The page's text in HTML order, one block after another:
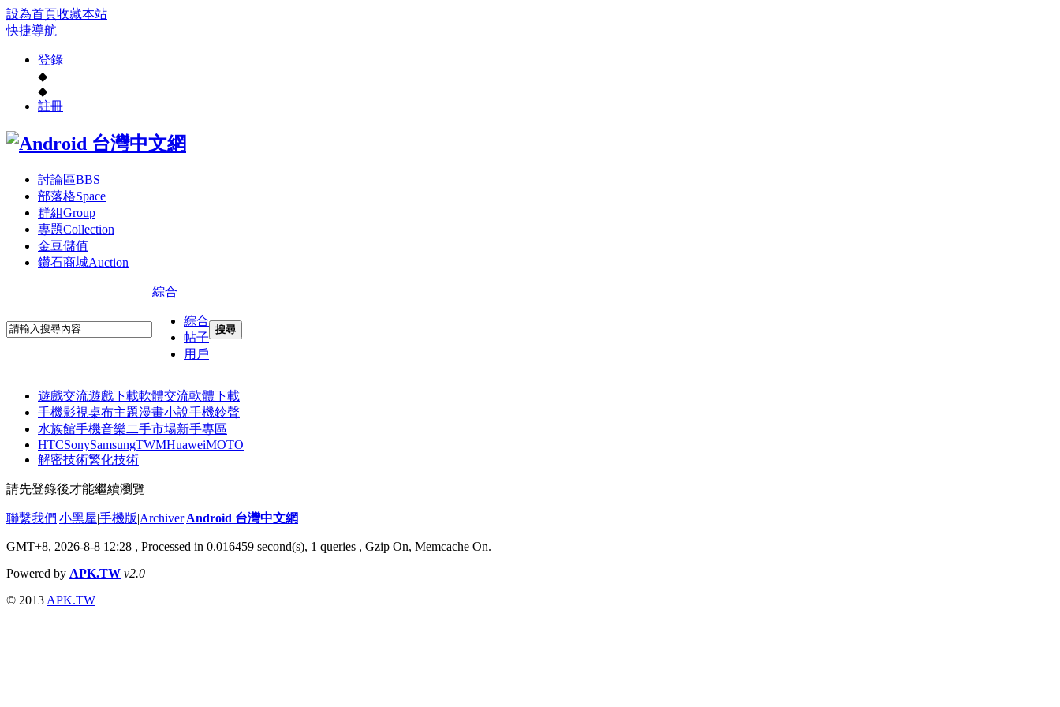
設為首頁收藏本站
快捷導航
登錄
◆
◆
註冊
討論區BBS
部落格Space
群組Group
專題Collection
金豆儲值
鑽石商城Auction
綜合
綜合
帖子
用戶
搜尋
遊戲交流遊戲下載軟體交流軟體下載
手機影視桌布主題漫畫小說手機鈴聲
水族館手機音樂二手市場新手專區
HTCSonySamsungTWMHuaweiMOTO
解密技術繁化技術
請先登錄後才能繼續瀏覽
聯繫我們|小黑屋|手機版|Archiver|Android 台灣中文網
GMT+8, 2026-8-8 12:28 , Processed in 0.016459 second(s), 1 queries , Gzip On, Memcache On.
Powered by APK.TW v2.0
© 2013 APK.TW